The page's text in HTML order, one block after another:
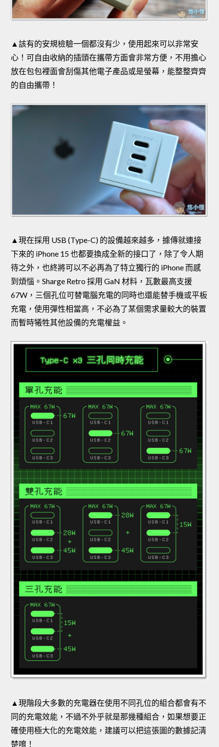
▲該有的安規檢驗一個都沒有少，使用起來可以非常安
心！可自由收納的插頭在攜帶方面會非常方便，不用擔心
放在包包裡面會刮傷其他電子產品或是螢幕，能整整齊齊
的自由攜帶！
▲現在採用 USB (Type-C) 的設備越來越多，據傳就連接
下來的 iPhone 15 也都要換成全新的接口了，除了令人期
待之外，也終將可以不必再為了特立獨行的 iPhone 而感
到煩惱。Sharge Retro 採用 GaN 材料，瓦數最高支援
67W，三個孔位可替電腦充電的同時也還能替手機或平板
充電，使用彈性相當高，不必為了某個需求量較大的裝置
而暫時犧牲其他設備的充電權益。
▲現階段大多數的充電器在使用不同孔位的組合都會有不
同的充電效能，不過不外乎就是那幾種組合，如果想要正
確使用極大化的充電效能，建議可以把這張圖的數據記清
楚唷！